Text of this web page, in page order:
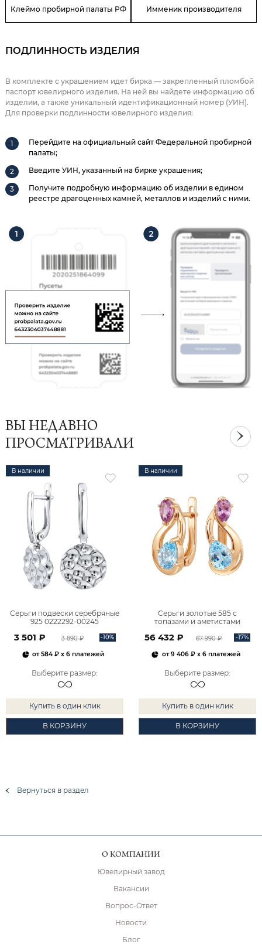
Клеймо пробирной палаты РФ Имменик производителя
ПОДЛИННОСТЬ ИЗДЕЛИЯ
В комплекте с украшением идет бирка — закрепленный пломбой
паспорт ювелирного изделия. На ней вы найдете информацию об
изделии, а также уникальный идентификационный номер (УИН).
Для проверки подлинности ювелирного изделия:
Перейдите на официальный сайт Федеральной пробирной
палаты;
Введите УИН, указанный на бирке украшения;
Получите подробную информацию об изделии в едином
реестре драгоценных камней, металлов и изделий с ними.
ВЫ НЕДАВНО
ПРОСМАТРИВАЛИ
В наличии
Серьги подвески серебряные
925 0222292-00245
3 501 ₽ 3 890 ₽ -10%
от584 ₽ x 6 платежей
Выберите размер:
Купить в один клик
В КОРЗИНУ
В наличии
Серьги золотые 585 с
топазами и аметистами
56 432 ₽ 67 990 ₽ -17%
от9 406 ₽x 6 платежей
Выберите размер:
Купить в один клик
В КОРЗИНУ
Вернуться в раздел
О КОМПАНИИ
Ювелирный завод
Вакансии
Вопрос-Ответ
Новости
Блог